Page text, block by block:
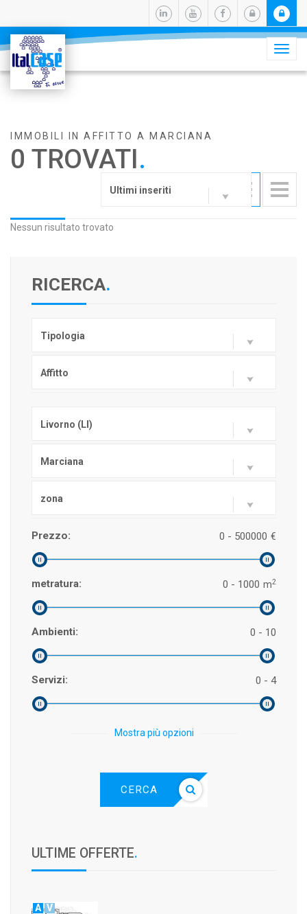
IMMOBILI IN AFFITTO A MARCIANA
0 TROVATI.
Ultimi inseriti
Nessun risultato trovato
RICERCA.
Tipologia
Affitto
Livorno (LI)
Marciana
zona
Prezzo: €
0 - 500000
metratura: m2
0 - 1000
Ambienti: 0 - 10
Servizi: 0 - 4
Mostra più opzioni
CERCA
ULTIME OFFERTE.
A V